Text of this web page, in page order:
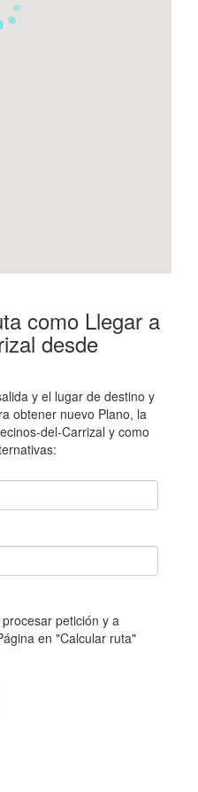
como Llegar a
desde
y el lugar de destino y
obtener nuevo Plano, la
del-Carrizal y como
petición y a
en "Calcular ruta"